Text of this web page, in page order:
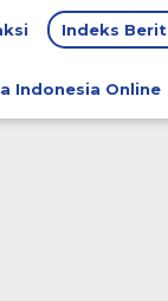
Indeks
Indonesia Online